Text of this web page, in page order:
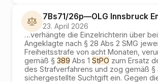
7Bs71/26p—OLG Innsbruck
23. April 2026
…verhängte die Einzelrichterin über
Angeklagte nach § 28 Abs 2 SMG
Freiheitsstrafe von acht Monaten,
gemäß § 389 Abs 1 StPO zum Ersatz
des Strafverfahrens und zog gemäß §
sichergestellte Suchtgift ein. Gegen